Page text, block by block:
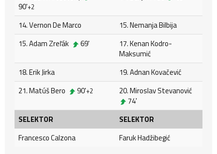
90'+2
14. Vernon De Marco
15. Nemanja Bilbija
15. Adam Zreľák
69'
17. Kenan Kodro-
Maksumić
18. Erik Jirka
19. Adnan Kovačević
21. Matúš Bero
90'+2
20. Miroslav Stevanović
74'
SELEKTOR
SELEKTOR
Francesco Calzona
Faruk Hadžibegić